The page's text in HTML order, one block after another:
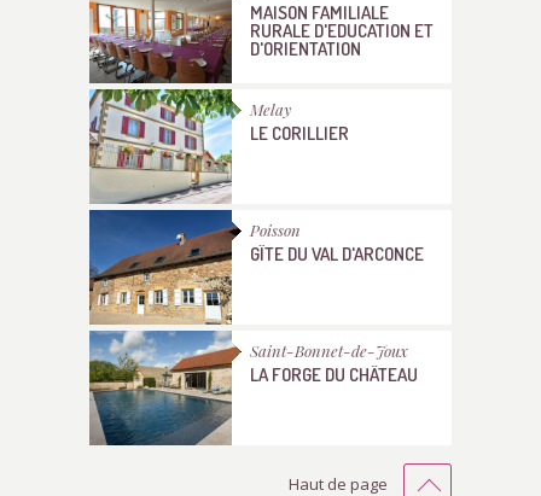
MAISON FAMILIALE
RURALE D'EDUCATION ET
D'ORIENTATION
Melay
LE CORILLIER
Poisson
GÎTE DU VAL D'ARCONCE
Saint-Bonnet-de-Joux
LA FORGE DU CHÂTEAU
Haut de page